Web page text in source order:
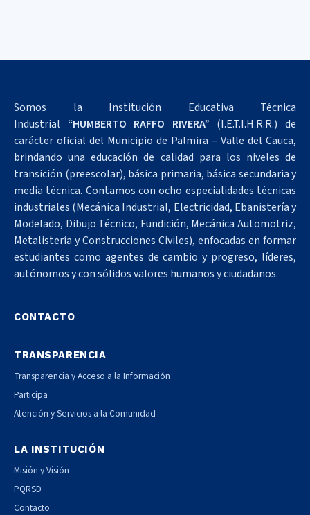
Somos la Institución Educativa Técnica
Industrial “HUMBERTO RAFFO RIVERA” (I.E.T.I.H.R.R.) de
carácter oficial del Municipio de Palmira – Valle del Cauca,
brindando una educación de calidad para los niveles de
transición (preescolar), básica primaria, básica secundaria y
media técnica. Contamos con ocho especialidades técnicas
industriales (Mecánica Industrial, Electricidad, Ebanistería y
Modelado, Dibujo Técnico, Fundición, Mecánica Automotriz,
Metalistería y Construcciones Civiles), enfocadas en formar
estudiantes como agentes de cambio y progreso, líderes,
autónomos y con sólidos valores humanos y ciudadanos.
CONTACTO
TRANSPARENCIA
Transparencia y Acceso a la Información
Participa
Atención y Servicios a la Comunidad
LA INSTITUCIÓN
Misión y Visión
PQRSD
Contacto